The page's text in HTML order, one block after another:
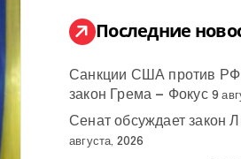
:
Последние
Санкции США против РФ
закон Грема — Фокус 9
Сенат обсуждает закон
августа, 2026